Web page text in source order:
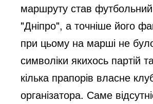
маршруту став
"Дніпро", а точніше його
при цьому на марші не
символіки якихось партій
кілька прапорів власне
організатора. Саме